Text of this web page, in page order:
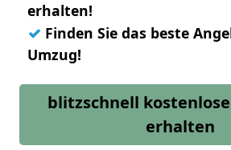
erhalten!
✓ Finden Sie das beste
Umzug!
blitzschnell
erhalten